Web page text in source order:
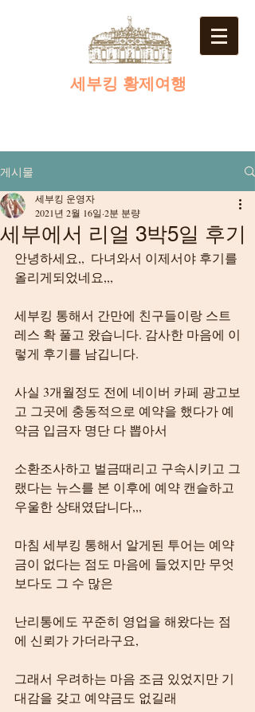
​세부킹 황제여행
게시물
세부에서 리얼 3박5일 후기
세부킹 운영자
2021년 2월 16일 2분 분량
안녕하세요,,  다녀와서 이제서야 후기를
올리게되었네요,,,
세부킹 통해서 간만에 친구들이랑 스트
레스 확 풀고 왔습니다. 감사한 마음에 이
렇게 후기를 남깁니다.
사실 3개월정도 전에 네이버 카페 광고보
고 그곳에 충동적으로 예약을 했다가 예
약금 입금자 명단 다 뽑아서
소환조사하고 벌금때리고 구속시키고 그
랬다는 뉴스를 본 이후에 예약 캔슬하고
우울한 상태였답니다,,,
마침 세부킹 통해서 알게된 투어는 예약
금이 없다는 점도 마음에 들었지만 무엇
보다도 그 수 많은
난리통에도 꾸준히 영업을 해왔다는 점
에 신뢰가 가더라구요,
그래서 우려하는 마음 조금 있었지만 기
대감을 갖고 예약금도 없길래